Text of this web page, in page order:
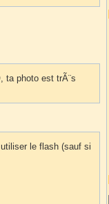
ta photo est trÃ¨s
le flash (sauf si